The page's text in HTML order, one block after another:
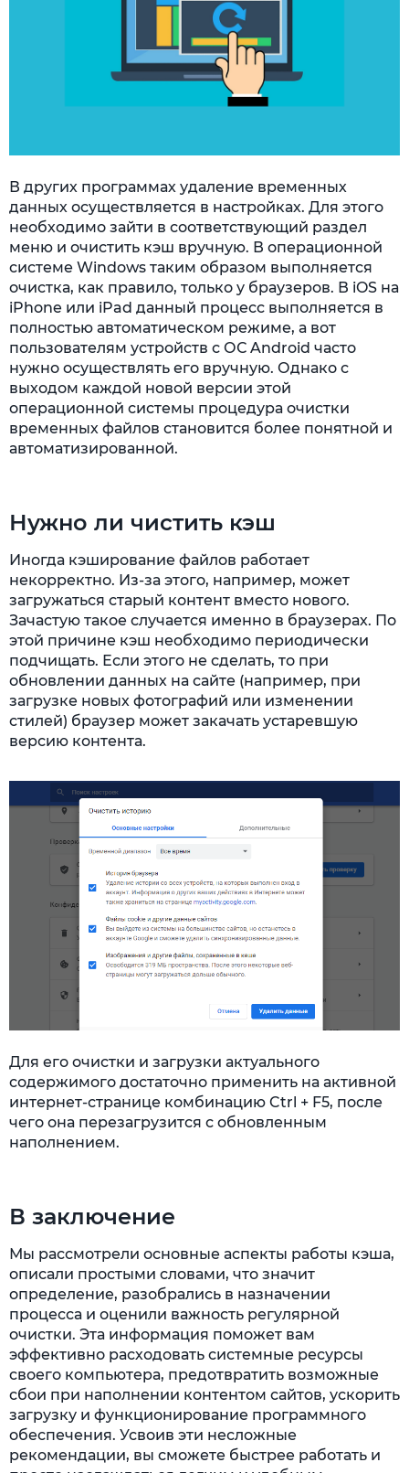
В других программах удаление временных
данных осуществляется в настройках. Для этого
необходимо зайти в соответствующий раздел
меню и очистить кэш вручную. В операционной
системе Windows таким образом выполняется
очистка, как правило, только у браузеров. В iOS на
iPhone или iPad данный процесс выполняется в
полностью автоматическом режиме, а вот
пользователям устройств с ОС Android часто
нужно осуществлять его вручную. Однако с
выходом каждой новой версии этой
операционной системы процедура очистки
временных файлов становится более понятной и
автоматизированной.
Нужно ли чистить кэш
Иногда кэширование файлов работает
некорректно. Из-за этого, например, может
загружаться старый контент вместо нового.
Зачастую такое случается именно в браузерах. По
этой причине кэш необходимо периодически
подчищать. Если этого не сделать, то при
обновлении данных на сайте (например, при
загрузке новых фотографий или изменении
стилей) браузер может закачать устаревшую
версию контента.
Для его очистки и загрузки актуального
содержимого достаточно применить на активной
интернет-странице комбинацию Ctrl + F5, после
чего она перезагрузится с обновленным
наполнением.
В заключение
Мы рассмотрели основные аспекты работы кэша,
описали простыми словами, что значит
определение, разобрались в назначении
процесса и оценили важность регулярной
очистки. Эта информация поможет вам
эффективно расходовать системные ресурсы
своего компьютера, предотвратить возможные
сбои при наполнении контентом сайтов, ускорить
загрузку и функционирование программного
обеспечения. Усвоив эти несложные
рекомендации, вы сможете быстрее работать и